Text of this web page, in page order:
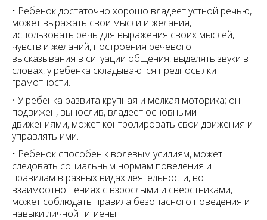
• Ребенок достаточно хорошо владеет устной речью,
может выражать свои мысли и желания,
использовать речь для выражения своих мыслей,
чувств и желаний, построения речевого
высказывания в ситуации общения, выделять звуки в
словах, у ребенка складываются предпосылки
грамотности.
• У ребенка развита крупная и мелкая моторика; он
подвижен, вынослив, владеет основными
движениями, может контролировать свои движения и
управлять ими.
• Ребенок способен к волевым усилиям, может
следовать социальным нормам поведения и
правилам в разных видах деятельности, во
взаимоотношениях с взрослыми и сверстниками,
может соблюдать правила безопасного поведения и
навыки личной гигиены.